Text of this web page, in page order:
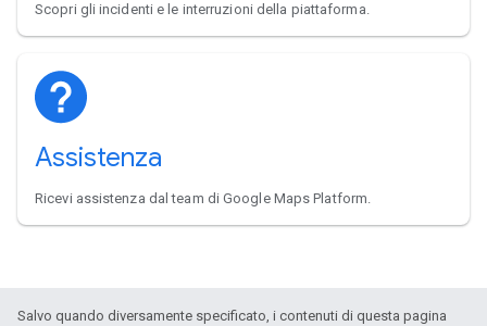
Scopri gli incidenti e le interruzioni della piattaforma.
Assistenza
Ricevi assistenza dal team di Google Maps Platform.
Salvo quando diversamente specificato, i contenuti di questa pagina